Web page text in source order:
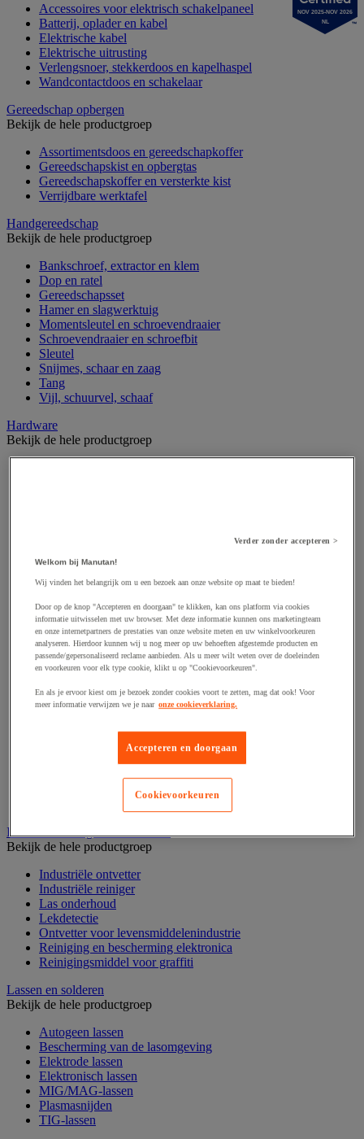
Accessoires voor elektrisch schakelpaneel
Batterij, oplader en kabel
Elektrische kabel
Elektrische uitrusting
Verlengsnoer, stekkerdoos en kapelhaspel
Wandcontactdoos en schakelaar
Gereedschap opbergen
Bekijk de hele productgroep
Assortimentsdoos en gereedschapkoffer
Gereedschapskist en opbergtas
Gereedschapskoffer en versterkte kist
Verrijdbare werktafel
Handgereedschap
Bekijk de hele productgroep
Bankschroef, extractor en klem
Dop en ratel
Gereedschapsset
Hamer en slagwerktuig
Momentsleutel en schroevendraaier
Schroevendraaier en schroefbit
Sleutel
Snijmes, schaar en zaag
Tang
Vijl, schuurvel, schaaf
Hardware
Bekijk de hele productgroep
Draadstift
Haak en schroefoog
Ketting en trekkoord
Moer
Nagel en blindklinktang
Plug en pin
Punten, spijkers en nieten
Regelvoet
Ring
Scharnierpen, -strip en geheng
Sluitknop en handgreep
Industrieel reinigen en ontvetten
Bekijk de hele productgroep
Industriële ontvetter
Industriële reiniger
Las onderhoud
Lekdetectie
Ontvetter voor levensmiddelenindustrie
Reiniging en bescherming elektronica
Reinigingsmiddel voor graffiti
Lassen en solderen
Bekijk de hele productgroep
Autogeen lassen
Bescherming van de lasomgeving
Elektrode lassen
Elektronisch lassen
MIG/MAG-lassen
Plasmasnijden
TIG-lassen
NOV 2025-NOV 2026
NL
Verder zonder accepteren >
Welkom bij Manutan!
Wij vinden het belangrijk om u een bezoek aan onze website op maat te bieden!
Door op de knop "Accepteren en doorgaan" te klikken, kan ons platform via cookies
informatie uitwisselen met uw browser. Met deze informatie kunnen ons marketingteam
en onze internetpartners de prestaties van onze website meten en uw winkelvoorkeuren
analyseren. Hierdoor kunnen wij u nog meer op uw behoeften afgestemde producten en
passende/gepersonaliseerd reclame aanbieden. Als u meer wilt weten over de doeleinden
en voorkeuren voor elk type cookie, klikt u op "Cookievoorkeuren".
En als je ervoor kiest om je bezoek zonder cookies voort te zetten, mag dat ook! Voor
meer informatie verwijzen we je naar onze cookieverklaring.
Accepteren en doorgaan
Cookievoorkeuren